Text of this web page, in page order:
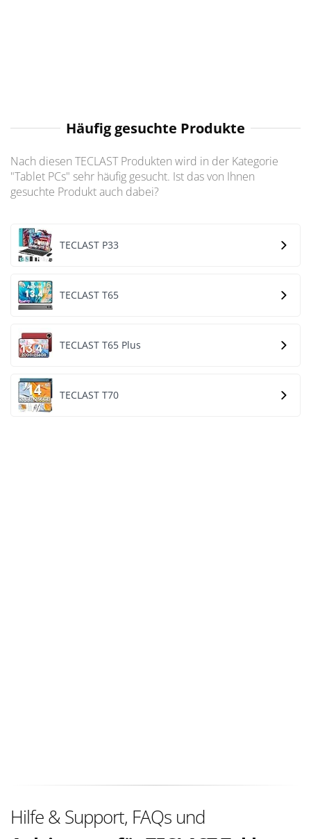
Häufig gesuchte Produkte
Nach diesen TECLAST Produkten wird in der Kategorie
"Tablet PCs" sehr häufig gesucht. Ist das von Ihnen
gesuchte Produkt auch dabei?
TECLAST P33
TECLAST T65
TECLAST T65 Plus
TECLAST T70
Hilfe & Support, FAQs und